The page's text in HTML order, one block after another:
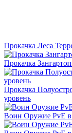
Прокачка Леса
Прокачка
Прокачка
уровень
Воин Оружие PvE